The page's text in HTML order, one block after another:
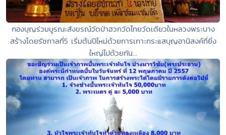
กองบุญร่วมบูรณะสังขรณ์วัดป่าฮวกวัดไทยวัดเดียวในหลวงพระบาง
สร้างโดยรัชกาลที่5 เริ่มต้นปีใหม่ด้วยการเกาะกระแสบุญอานิสงค์ที่ยิ่ง
ใหญ่ไปด้วยกัน...